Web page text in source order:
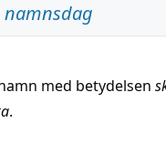
namnsdag
med betydelsen
.